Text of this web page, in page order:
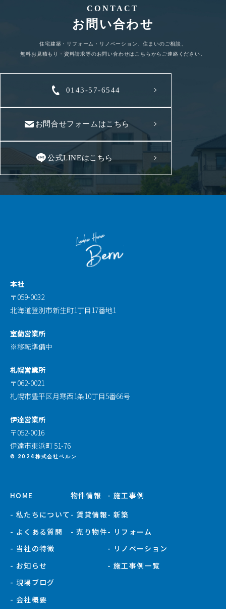
CONTACT
お問い合わせ
住宅建築・リフォーム・リノベーション、住まいのご相談、
無料お見積もり・資料請求等のお問い合わせはこちらからご連絡ください。
0143-57-6544
お問合せフォームはこちら
公式LINEはこちら
本社
〒059-0032
北海道登別市新生町1丁目17番地1
室蘭営業所
※移転準備中
札幌営業所
〒062-0021
札幌市豊平区月寒西1条10丁目5番66号
伊達営業所
〒052-0016
伊達市東浜町 51-76
© 2024株式会社ベルン
HOME
- 私たちについて
- よくある質問
- 当社の特徴
- お知らせ
- 現場ブログ
- 会社概要
物件情報
- 賃貸情報
- 売り物件
- 施工事例
- 新築
- リフォーム
- リノベーション
- 施工事例一覧